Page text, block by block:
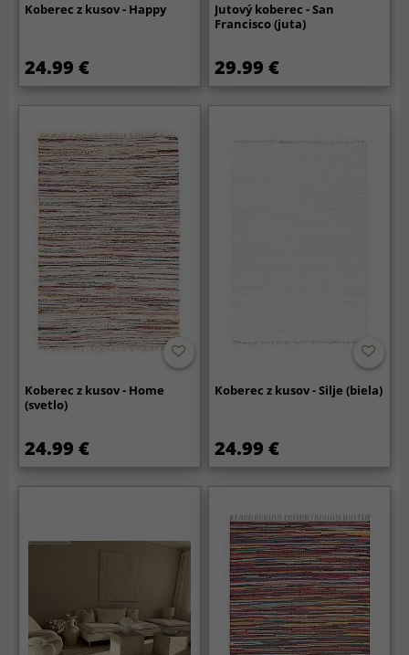
Koberec z kusov - Happy
24.99 €
Jutový koberec - San
Francisco (juta)
29.99 €
Koberec z kusov - Home
(svetlo)
24.99 €
Koberec z kusov - Silje (biela)
24.99 €